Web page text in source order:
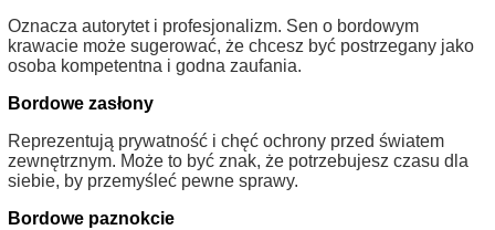
Oznacza autorytet i profesjonalizm. Sen o bordowym
krawacie może sugerować, że chcesz być postrzegany jako
osoba kompetentna i godna zaufania.
Bordowe zasłony
Reprezentują prywatność i chęć ochrony przed światem
zewnętrznym. Może to być znak, że potrzebujesz czasu dla
siebie, by przemyśleć pewne sprawy.
Bordowe paznokcie